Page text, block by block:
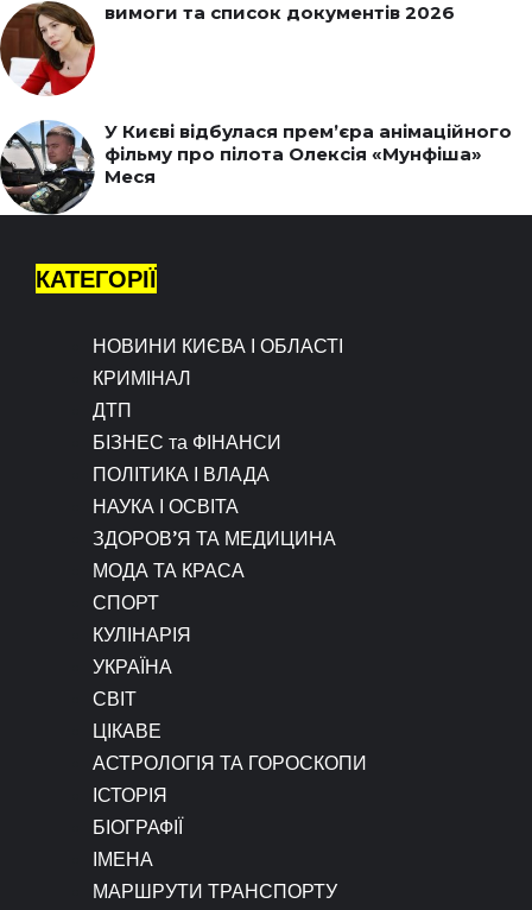
вимоги та список документів 2026
У Києві відбулася прем’єра анімаційного
фільму про пілота Олексія «Мунфіша»
Меся
КАТЕГОРІЇ
НОВИНИ КИЄВА І ОБЛАСТІ
КРИМІНАЛ
ДТП
БІЗНЕС та ФІНАНСИ
ПОЛІТИКА І ВЛАДА
НАУКА І ОСВІТА
ЗДОРОВ’Я ТА МЕДИЦИНА
МОДА ТА КРАСА
СПОРТ
КУЛІНАРІЯ
УКРАЇНА
СВІТ
ЦІКАВЕ
АСТРОЛОГІЯ ТА ГОРОСКОПИ
ІСТОРІЯ
БІОГРАФІЇ
ІМЕНА
МАРШРУТИ ТРАНСПОРТУ